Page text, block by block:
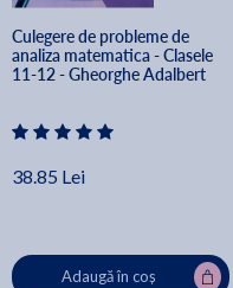
Culegere de probleme de
analiza matematica - Clasele
11-12 - Gheorghe Adalbert
38.85 Lei
Adaugă în coș